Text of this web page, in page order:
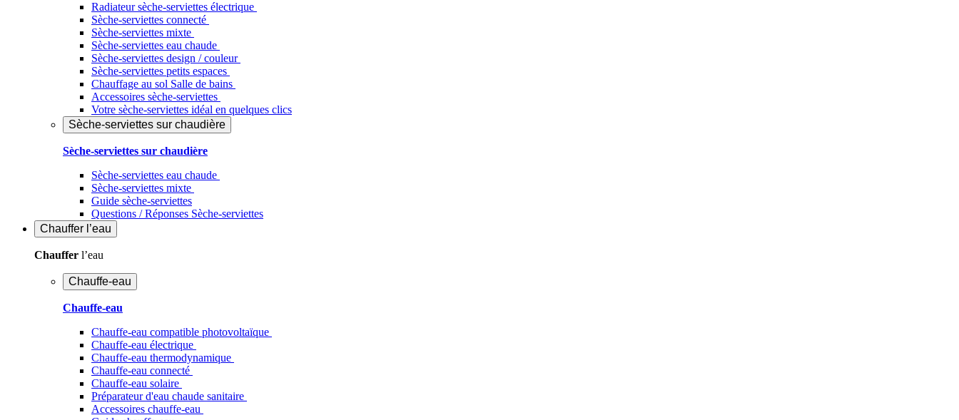
Radiateur sèche-serviettes électrique
Sèche-serviettes connecté
Sèche-serviettes mixte
Sèche-serviettes eau chaude
Sèche-serviettes design / couleur
Sèche-serviettes petits espaces
Chauffage au sol Salle de bains
Accessoires sèche-serviettes
Votre sèche-serviettes idéal en quelques clics
Sèche-serviettes sur chaudière
Sèche-serviettes sur chaudière
Sèche-serviettes eau chaude
Sèche-serviettes mixte
Guide sèche-serviettes
Questions / Réponses Sèche-serviettes
Chauffer l’eau
Chauffer l’eau
Chauffe-eau
Chauffe-eau
Chauffe-eau compatible photovoltaïque
Chauffe-eau électrique
Chauffe-eau thermodynamique
Chauffe-eau connecté
Chauffe-eau solaire
Préparateur d'eau chaude sanitaire
Accessoires chauffe-eau